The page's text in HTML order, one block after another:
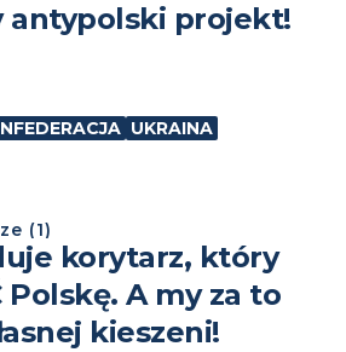
antypolski projekt!
UKRAINA
(1)
korytarz, który
Polskę. A my za to
kieszeni!